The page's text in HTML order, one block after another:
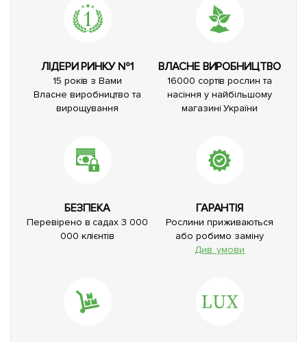
ЛІДЕРИ РИНКУ №1
15 років з Вами
Власне виробництво та
вирощування
ВЛАСНЕ ВИРОБНИЦТВО
16000 сортів рослин та
насіння у найбільшому
магазині України
БЕЗПЕКА
Перевірено в садах 3 000
000 клієнтів
ГАРАНТІЯ
Рослини приживаються
або робимо заміну
Див. умови